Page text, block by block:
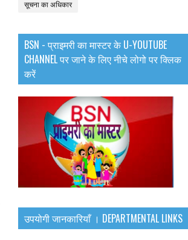
सूचना का अधिकार
BSN - प्राइमरी का मास्टर के U-YOUTUBE
CHANNEL पर जाने के लिए नीचे लोगो पर क्लिक
करें
उपयोगी जानकारियाँ । DEPARTMENTAL LINKS